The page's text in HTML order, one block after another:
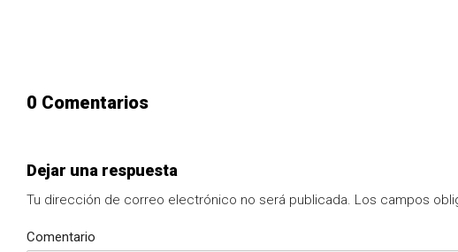
0 Comentarios
Dejar una respuesta
Tu dirección de correo electrónico no será publicada. Los campos
Comentario